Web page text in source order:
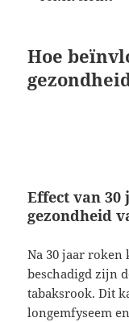
Hoe
Effect van 30
gezondheid
Na 30 jaar
beschadigd zijn
tabaksrook. Dit
longemfyseem